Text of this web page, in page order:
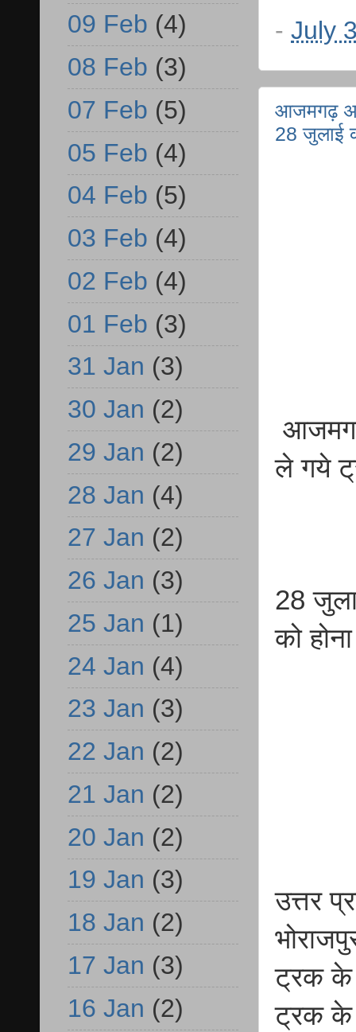
- July
आजमगढ़
28 जुलाई
ले गये
28
को
उत्तर
ट्रक के
ट्रक के
09 Feb (4)
08 Feb (3)
07 Feb (5)
05 Feb (4)
04 Feb (5)
03 Feb (4)
02 Feb (4)
01 Feb (3)
31 Jan (3)
30 Jan (2)
29 Jan (2)
28 Jan (4)
27 Jan (2)
26 Jan (3)
25 Jan (1)
24 Jan (4)
23 Jan (3)
22 Jan (2)
21 Jan (2)
20 Jan (2)
19 Jan (3)
18 Jan (2)
17 Jan (3)
16 Jan (2)